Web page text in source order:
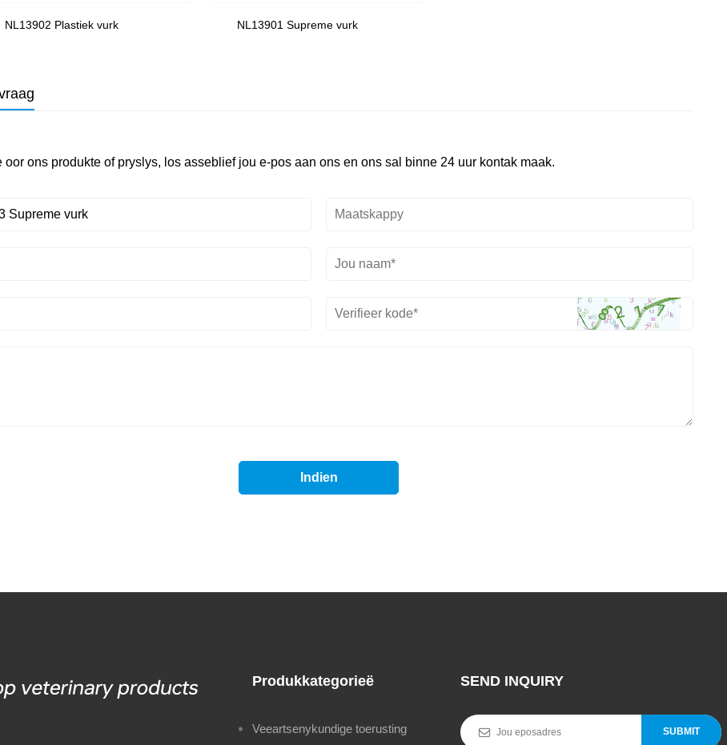
NL13902 Plastiek vurk NL13901 Supreme vurk
oor ons produkte of pryslys, los asseblief jou e-pos aan ons en ons sal binne 24 uur kontak maak.
Produkkategorieë
Veeartsenykundige toerusting
SEND INQUIRY
SUBMIT